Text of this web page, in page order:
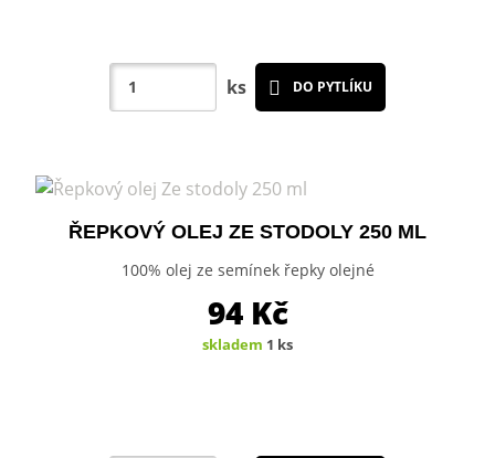
ks DO PYTLÍKU
ŘEPKOVÝ OLEJ ZE STODOLY 250 ML
100% olej ze semínek řepky olejné
94 Kč
skladem 1 ks